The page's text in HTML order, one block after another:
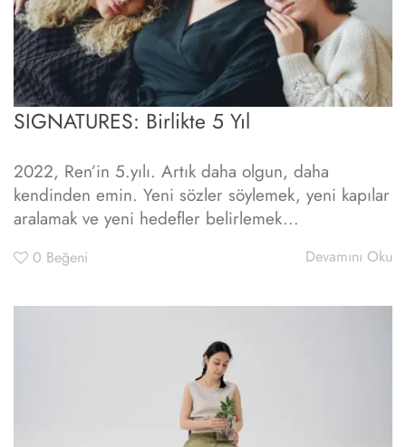
SIGNATURES: Birlikte 5 Yıl
2022, Ren’in 5.yılı. Artık daha olgun, daha
kendinden emin. Yeni sözler söylemek, yeni kapılar
aralamak ve yeni hedefler belirlemek...
0 Beğeni Devamını Oku